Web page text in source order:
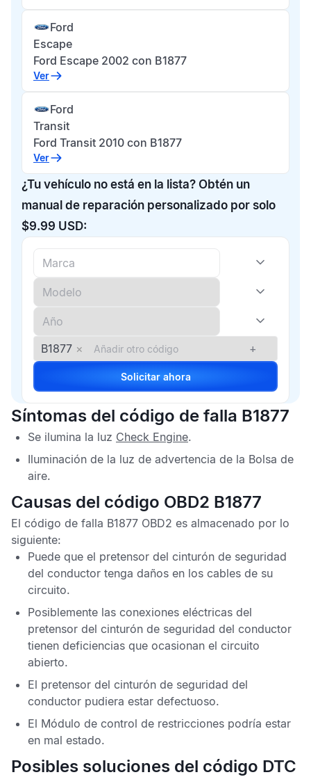
Ford
Escape
Ford Escape 2002 con B1877
Ver
Ford
Transit
Ford Transit 2010 con B1877
Ver
¿Tu vehículo no está en la lista? Obtén un
manual de reparación personalizado por solo
$9.99 USD:
B1877 × +
Solicitar ahora
Síntomas del código de falla B1877
Se ilumina la luz Check Engine.
Iluminación de la luz de advertencia de la Bolsa de
aire.
Causas del código OBD2 B1877
El código de falla B1877 OBD2 es almacenado por lo
siguiente:
Puede que el pretensor del cinturón de seguridad
del conductor tenga daños en los cables de su
circuito.
Posiblemente las conexiones eléctricas del
pretensor del cinturón de seguridad del conductor
tienen deficiencias que ocasionan el circuito
abierto.
El pretensor del cinturón de seguridad del
conductor pudiera estar defectuoso.
El Módulo de control de restricciones podría estar
en mal estado.
Posibles soluciones del código DTC